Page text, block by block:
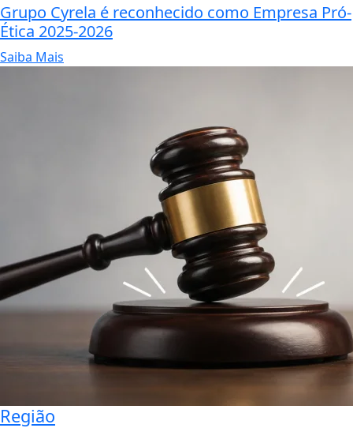
Grupo Cyrela é reconhecido como Empresa Pró-
Ética 2025-2026
Saiba Mais
Região